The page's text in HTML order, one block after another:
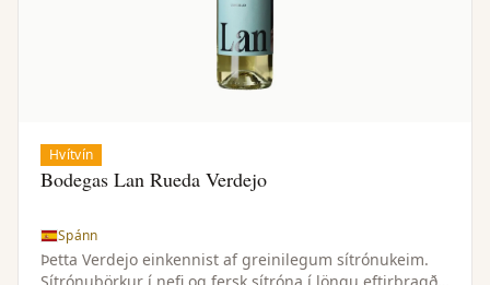
Hvítvín
Bodegas Lan Rueda Verdejo
Spánn
Þetta Verdejo einkennist af greinilegum sítrónukeim.